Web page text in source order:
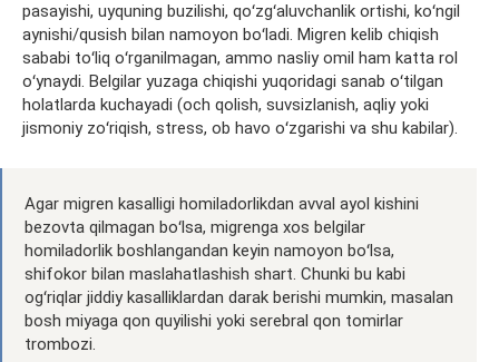
pasayishi, uyquning buzilishi, qoʻzgʻaluvchanlik ortishi, koʻngil
aynishi/qusish bilan namoyon boʻladi. Migren kelib chiqish
sababi toʻliq oʻrganilmagan, ammo nasliy omil ham katta rol
oʻynaydi. Belgilar yuzaga chiqishi yuqoridagi sanab oʻtilgan
holatlarda kuchayadi (och qolish, suvsizlanish, aqliy yoki
jismoniy zoʻriqish, stress, ob havo oʻzgarishi va shu kabilar).
Agar migren kasalligi homiladorlikdan avval ayol kishini
bezovta qilmagan boʻlsa, migrenga xos belgilar
homiladorlik boshlangandan keyin namoyon boʻlsa,
shifokor bilan maslahatlashish shart. Chunki bu kabi
ogʻriqlar jiddiy kasalliklardan darak berishi mumkin, masalan
bosh miyaga qon quyilishi yoki serebral qon tomirlar
trombozi.